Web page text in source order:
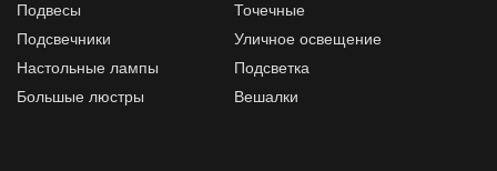
Подвесы
Точечные
Подсвечники
Уличное освещение
Настольные лампы
Подсветка
Большые люстры
Вешалки